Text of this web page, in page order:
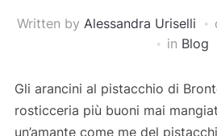
Written by Alessandra Uriselli
in Blog
Gli arancini al pistacchio di
rosticceria più buoni mai
un’amante come me del